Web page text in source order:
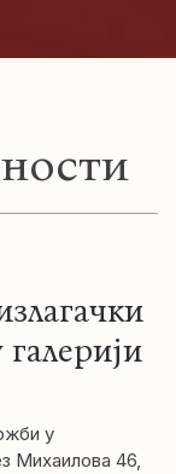
у
Михаилова 46,